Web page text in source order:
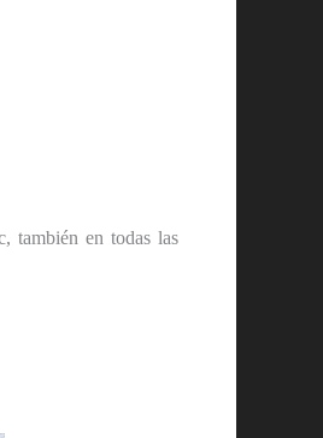
también en todas las